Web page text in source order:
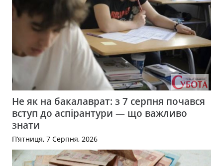
Не як на бакалаврат: з 7 серпня почався
вступ до аспірантури — що важливо
знати
П’ятниця, 7 Серпня, 2026